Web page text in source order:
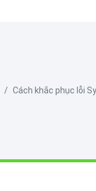
Cách khắc phục lỗi